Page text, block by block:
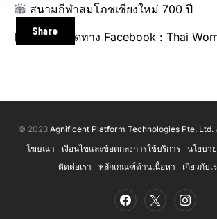
Share
สนามกีฬาสมโภชเชียงใหม่ 700 ปี
ถ่ายทอดสดทาง Facebook : Thai
© 2023 Agnificent Platform Technologies Pte. Ltd.
โฆษณา เงื่อนไขและข้อตกลงการใช้บริการ
นโยบา
ติดต่อเรา
หลักเกณฑ์ด้านเนื้อหา เกี่ยวกับเ